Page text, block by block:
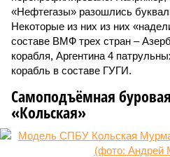
«Нефтегазы» разошлись
Некоторые из них из них
составе ВМФ трех стран –
корабля, Аргентина 4
корабль в составе ГУГИ.
Самоподъёмная
«Кольская»